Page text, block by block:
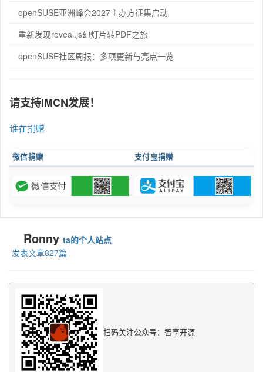
openSUSE亚洲峰会2027主办方征集启动
重新发现reveal.js幻灯片转PDF之旅
openSUSE社区周报：多项更新与亮点一览
请支持IMCN发展！
谁在捐赠
微信捐赠 支付宝捐赠
Ronny ta的个人站点
发表文章827篇
扫码关注公众号：智享开源